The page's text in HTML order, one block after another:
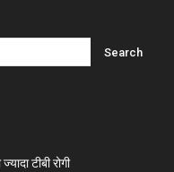
टीबी रोगी